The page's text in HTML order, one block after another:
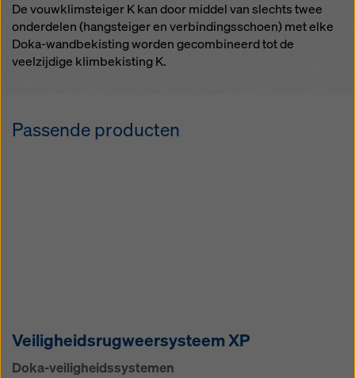
De vouwklimsteiger K kan door middel van slechts twee
onderdelen (hangsteiger en verbindingsschoen) met elke
Doka-wandbekisting worden gecombineerd tot de
veelzijdige klimbekisting K.
Passende producten
Veiligheidsrugweer­systeem XP
Doka-veiligheidssystemen